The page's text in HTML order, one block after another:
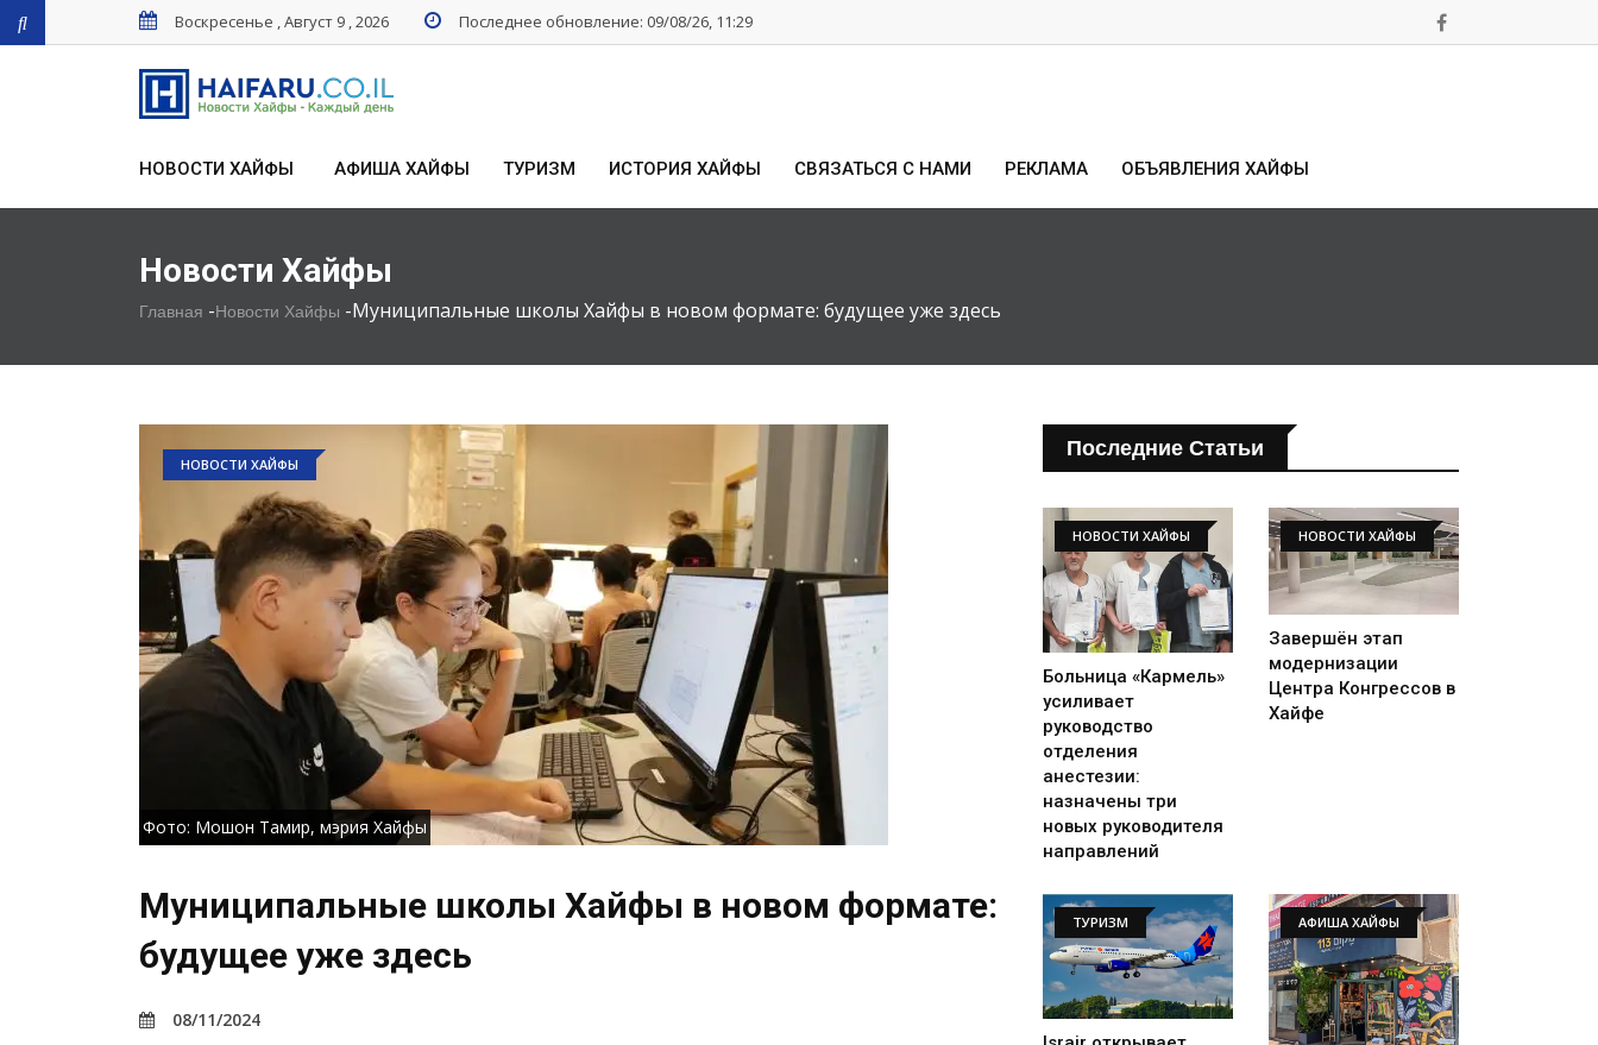
Воскресенье , Август 9 , 2026 Последнее обновление: 09/08/26, 11:29
НОВОСТИ ХАЙФЫ АФИША ХАЙФЫ ТУРИЗМ ИСТОРИЯ ХАЙФЫ СВЯЗАТЬСЯ С НАМИ РЕКЛАМА ОБЪЯВЛЕНИЯ ХАЙФЫ
Новости Хайфы
Главная -Новости Хайфы -Муниципальные школы Хайфы в новом формате: будущее уже здесь
НОВОСТИ ХАЙФЫ
Фото: Мошон Тамир, мэрия Хайфы
Муниципальные школы Хайфы в новом формате:
будущее уже здесь
08/11/2024
Последние Статьи
НОВОСТИ ХАЙФЫ
Больница «Кармель»
усиливает
руководство
отделения
анестезии:
назначены три
новых руководителя
направлений
НОВОСТИ ХАЙФЫ
Завершён этап
модернизации
Центра Конгрессов в
Хайфе
ТУРИЗМ АФИША ХАЙФЫ